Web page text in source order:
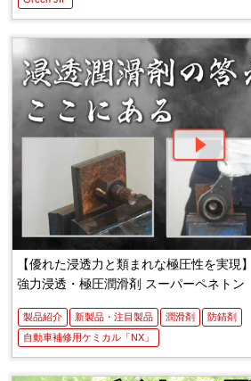
【優れた浸透力と類まれな極圧性を実現】
強力浸透・極圧潤滑剤 スーパーペネトン
製品紹介 新製品・注目製品 潤滑剤
防錆剤
自動車補修用ケミカル「NX」